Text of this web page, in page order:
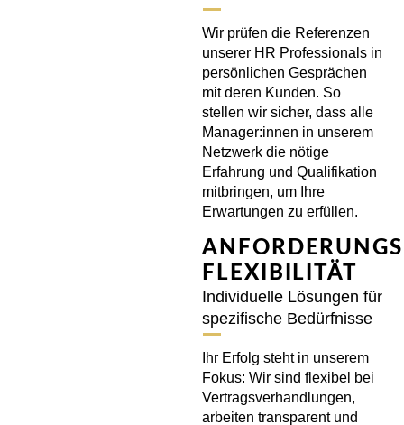
Wir prüfen die Referenzen
unserer HR Professionals in
persönlichen Gesprächen
mit deren Kunden. So
stellen wir sicher, dass alle
Manager:innen in unserem
Netzwerk die nötige
Erfahrung und Qualifikation
mitbringen, um Ihre
Erwartungen zu erfüllen.
FLEXIBILITÄT
Individuelle Lösungen für
spezifische Bedürfnisse
Ihr Erfolg steht in unserem
Fokus: Wir sind flexibel bei
Vertragsverhandlungen,
arbeiten transparent und